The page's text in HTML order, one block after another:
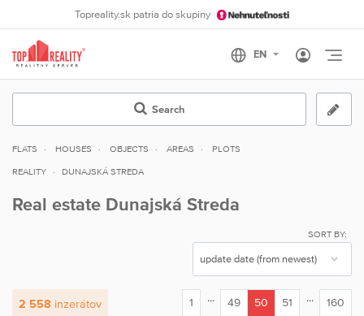
Topreality.sk patria do skupiny
Search
FLATS HOUSES OBJECTS AREAS PLOTS
REALITY DUNAJSKÁ STREDA
Real estate Dunajská Streda
SORT BY:
2 558 inzerátov 1 ... 49
50
51 ... 160